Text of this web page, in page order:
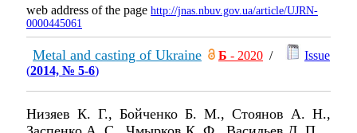
web address of the page http://jnas.nbuv.gov.ua/article/UJRN-
0000445061
Metal and casting of Ukraine Б - 2020 /
Issue
(2014, № 5-6)
Низяев К. Г., Бойченко Б. М., Стоянов А. Н.,